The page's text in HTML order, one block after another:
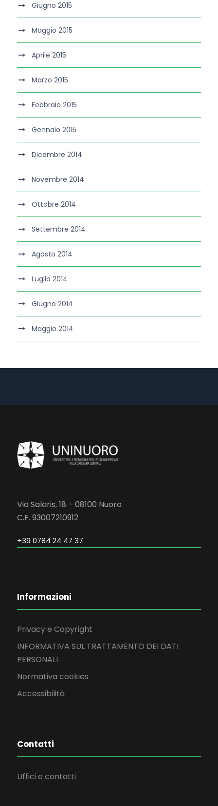
Giugno 2015
Maggio 2015
Aprile 2015
Marzo 2015
Febbraio 2015
Gennaio 2015
Dicembre 2014
Novembre 2014
Ottobre 2014
Settembre 2014
Agosto 2014
Luglio 2014
Giugno 2014
Maggio 2014
Via Salaris, 18 – 08100 Nuoro
C.F. 93007210912
+39 0784 24 47 37
Informazioni
Privacy e Copyright
INFORMATIVA SUL TRATTAMENTO DEI DATI
PERSONALI
Normativa cookies
Accessibilità
Contatti
Uffici e contatti